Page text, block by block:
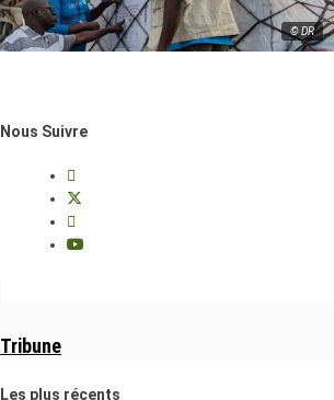
© DR
Nous Suivre
Tribune
Les plus récents